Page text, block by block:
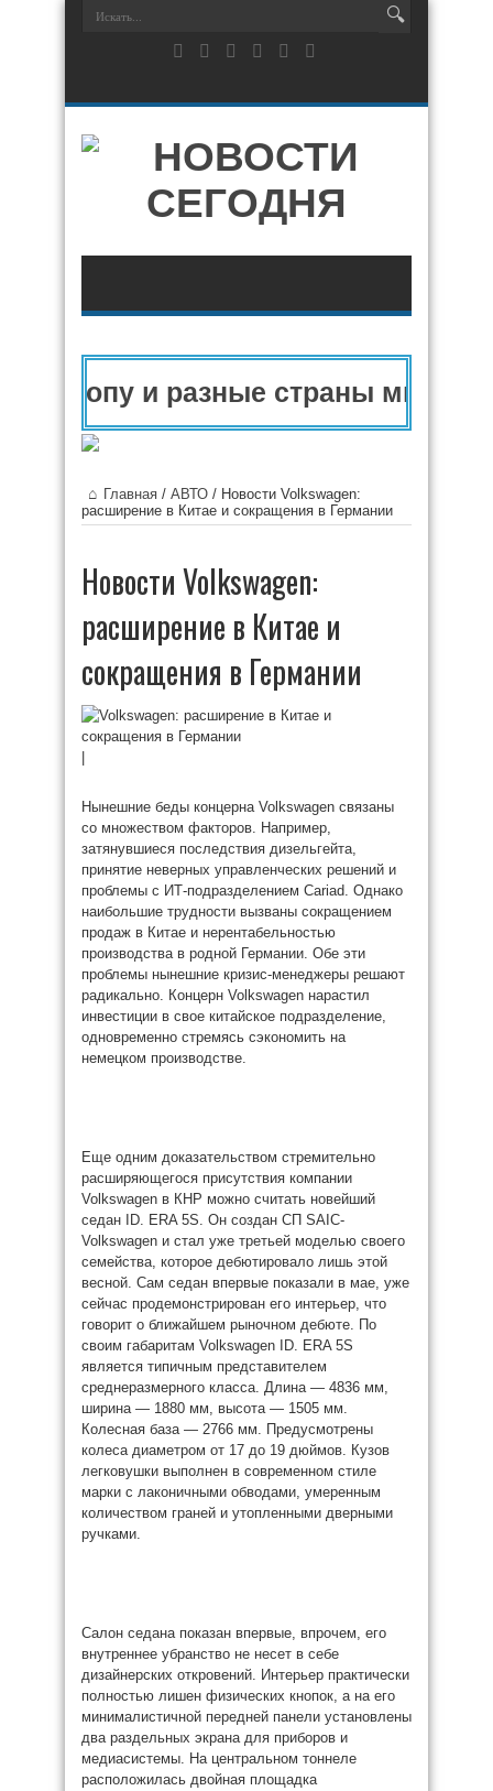
и разные страны мира в
Главная / АВТО / Новости Volkswagen:
расширение в Китае и сокращения в Германии
Новости Volkswagen:
расширение в Китае и
сокращения в Германии
Нынешние беды концерна Volkswagen связаны
со множеством факторов. Например,
затянувшиеся последствия дизельгейта,
принятие неверных управленческих решений и
проблемы с ИТ-подразделением Cariad. Однако
наибольшие трудности вызваны сокращением
продаж в Китае и нерентабельностью
производства в родной Германии. Обе эти
проблемы нынешние кризис-менеджеры решают
радикально. Концерн Volkswagen нарастил
инвестиции в свое китайское подразделение,
одновременно стремясь сэкономить на
немецком производстве.
Еще одним доказательством стремительно
расширяющегося присутствия компании
Volkswagen в КНР можно считать новейший
седан ID. ERA 5S. Он создан СП SAIC-
Volkswagen и стал уже третьей моделью своего
семейства, которое дебютировало лишь этой
весной. Сам седан впервые показали в мае, уже
сейчас продемонстрирован его интерьер, что
говорит о ближайшем рыночном дебюте. По
своим габаритам Volkswagen ID. ERA 5S
является типичным представителем
среднеразмерного класса. Длина — 4836 мм,
ширина — 1880 мм, высота — 1505 мм.
Колесная база — 2766 мм. Предусмотрены
колеса диаметром от 17 до 19 дюймов. Кузов
легковушки выполнен в современном стиле
марки с лаконичными обводами, умеренным
количеством граней и утопленными дверными
ручками.
Салон седана показан впервые, впрочем, его
внутреннее убранство не несет в себе
дизайнерских откровений. Интерьер практически
полностью лишен физических кнопок, а на его
минималистичной передней панели установлены
два раздельных экрана для приборов и
медиасистемы. На центральном тоннеле
расположилась двойная площадка